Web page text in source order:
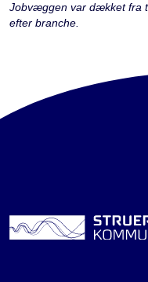
Jobvæggen var dækket fra
efter branche.